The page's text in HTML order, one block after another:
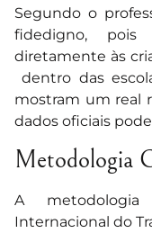
Segundo o
fidedigno,
diretamente às
dentro das
mostram um real
dados oficiais
Metodologia
A metodologia
Internacional do